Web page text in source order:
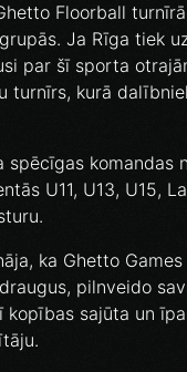
Floorball
Ja Rīga tiek
par šī sporta
kurā
komandas
U11, U13, U15,
ka Ghetto
pilnveido
sajūta un